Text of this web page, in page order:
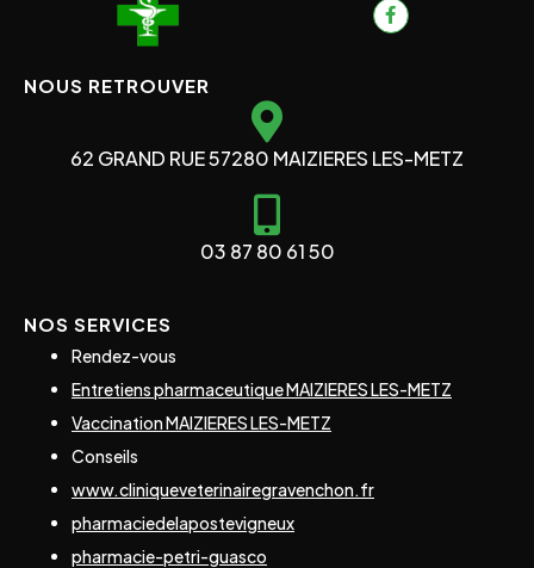
NOUS RETROUVER
62 GRAND RUE 57280 MAIZIERES LES-METZ
03 87 80 61 50
NOS SERVICES
Rendez-vous
Entretiens pharmaceutique MAIZIERES LES-METZ
Vaccination MAIZIERES LES-METZ
Conseils
www.cliniqueveterinairegravenchon.fr
pharmaciedelapostevigneux
pharmacie-petri-guasco